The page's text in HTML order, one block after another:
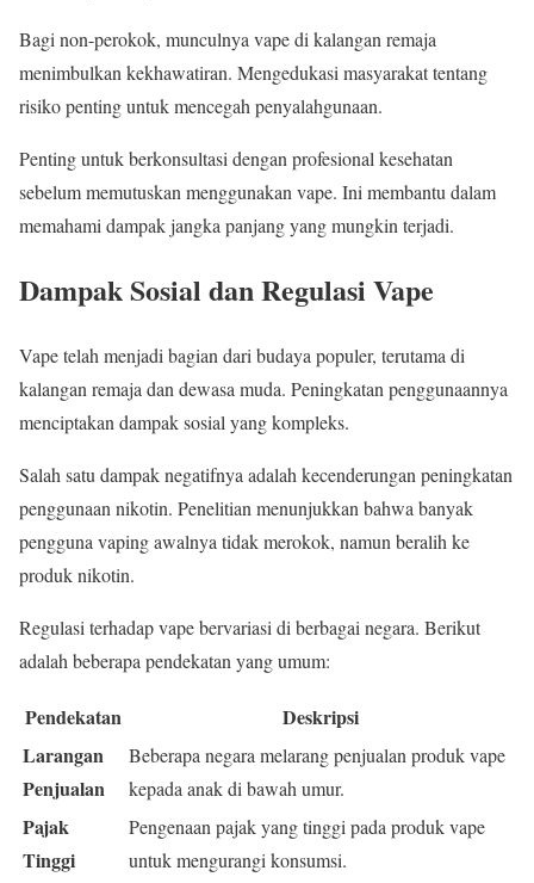
Bagi non-perokok, munculnya vape di kalangan remaja
menimbulkan kekhawatiran. Mengedukasi masyarakat tentang
risiko penting untuk mencegah penyalahgunaan.
Penting untuk berkonsultasi dengan profesional kesehatan
sebelum memutuskan menggunakan vape. Ini membantu dalam
memahami dampak jangka panjang yang mungkin terjadi.
Dampak Sosial dan Regulasi Vape
Vape telah menjadi bagian dari budaya populer, terutama di
kalangan remaja dan dewasa muda. Peningkatan penggunaannya
menciptakan dampak sosial yang kompleks.
Salah satu dampak negatifnya adalah kecenderungan peningkatan
penggunaan nikotin. Penelitian menunjukkan bahwa banyak
pengguna vaping awalnya tidak merokok, namun beralih ke
produk nikotin.
Regulasi terhadap vape bervariasi di berbagai negara. Berikut
adalah beberapa pendekatan yang umum:
Pendekatan
Deskripsi
Larangan
Penjualan
Beberapa negara melarang penjualan produk vape
kepada anak di bawah umur.
Pajak
Tinggi
Pengenaan pajak yang tinggi pada produk vape
untuk mengurangi konsumsi.